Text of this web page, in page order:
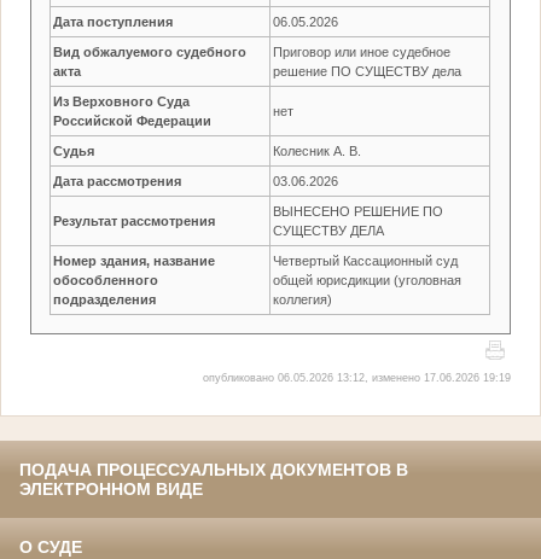
Дата поступления 06.05.2026
Вид обжалуемого судебного
акта
Приговор или иное судебное
решение ПО СУЩЕСТВУ дела
Из Верховного Суда
Российской Федерации
нет
Судья Колесник А. В.
Дата рассмотрения 03.06.2026
Результат рассмотрения
ВЫНЕСЕНО РЕШЕНИЕ ПО
СУЩЕСТВУ ДЕЛА
Номер здания, название
обособленного
подразделения
Четвертый Кассационный суд
общей юрисдикции (уголовная
коллегия)
опубликовано 06.05.2026 13:12, изменено 17.06.2026 19:19
ПОДАЧА ПРОЦЕССУАЛЬНЫХ ДОКУМЕНТОВ В
ЭЛЕКТРОННОМ ВИДЕ
О СУДЕ